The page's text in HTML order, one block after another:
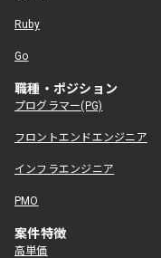
Ruby
Go
職種・ポジション
プログラマー(PG)
フロントエンドエンジニア
インフラエンジニア
PMO
案件特徴
高単価